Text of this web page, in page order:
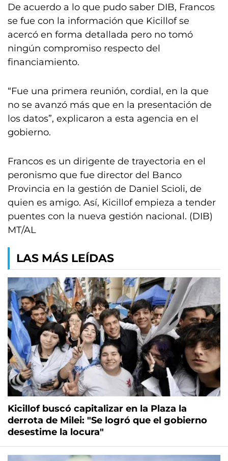
De acuerdo a lo que pudo saber DIB, Francos
se fue con la información que Kicillof se
acercó en forma detallada pero no tomó
ningún compromiso respecto del
financiamiento.
“Fue una primera reunión, cordial, en la que
no se avanzó más que en la presentación de
los datos”, explicaron a esta agencia en el
gobierno.
Francos es un dirigente de trayectoria en el
peronismo que fue director del Banco
Provincia en la gestión de Daniel Scioli, de
quien es amigo. Así, Kicillof empieza a tender
puentes con la nueva gestión nacional. (DIB)
MT/AL
LAS MÁS LEÍDAS
Kicillof buscó capitalizar en la Plaza la
derrota de Milei: "Se logró que el gobierno
desestime la locura"